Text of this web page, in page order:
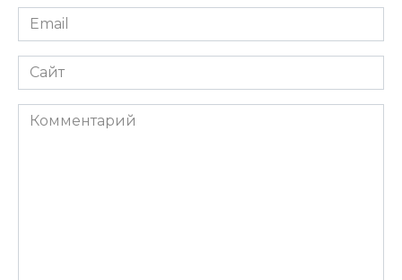
Email
*
Сайт
Комментарий